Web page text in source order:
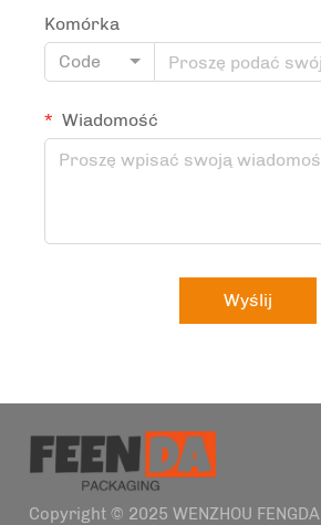
Komórka
Code
Wiadomość
Wyślij
Copyright © 2025 WENZHOU FENGDA